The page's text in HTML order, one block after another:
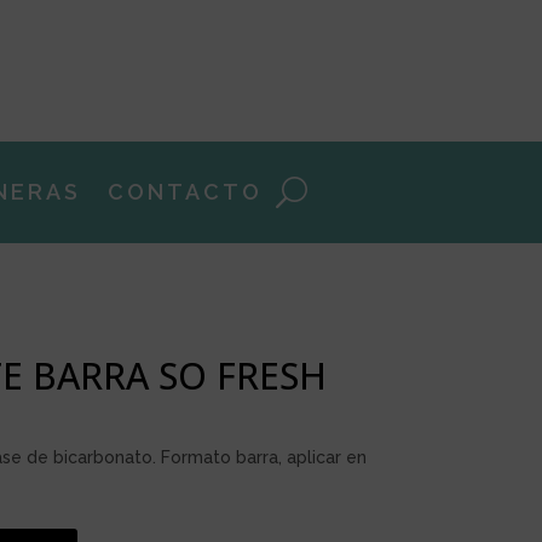
CONTACTO
BARRA SO FRESH
de bicarbonato. Formato barra, aplicar en